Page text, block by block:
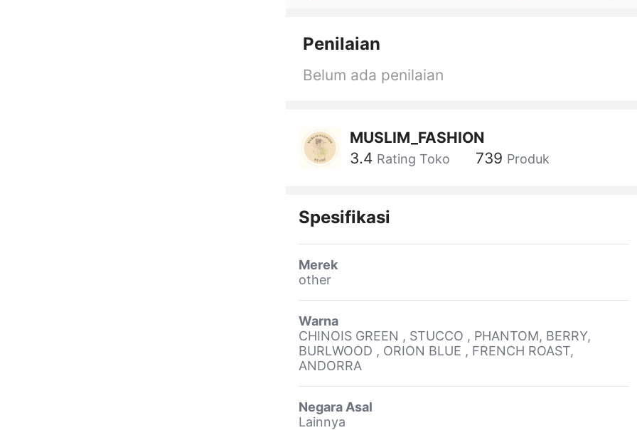
Penilaian
Belum ada penilaian
MUSLIM_FASHION
3.4 Rating Toko 739 Produk
Spesifikasi
Merek
other
Warna
CHINOIS GREEN , STUCCO , PHANTOM, BERRY,
BURLWOOD , ORION BLUE , FRENCH ROAST,
ANDORRA
Negara Asal
Lainnya